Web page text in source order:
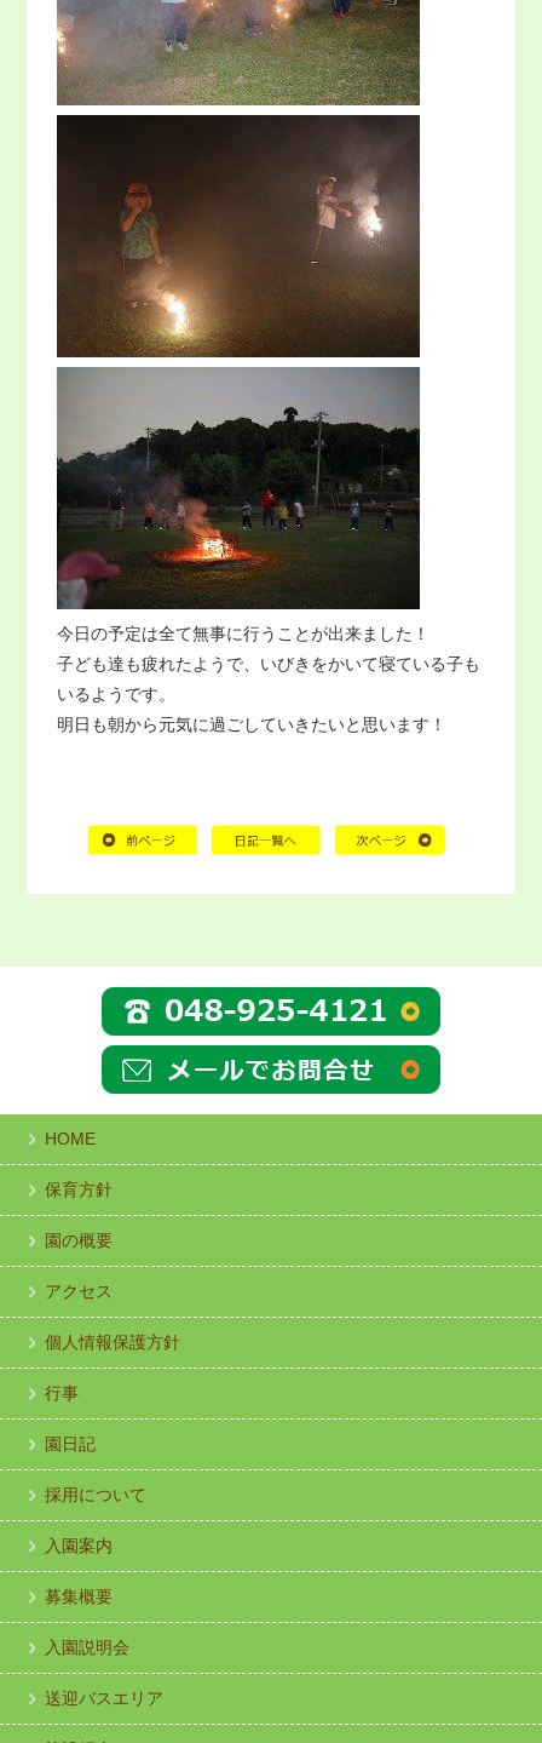
今日の予定は全て無事に行うことが出来ました！
子ども達も疲れたようで、いびきをかいて寝ている子も
いるようです。
明日も朝から元気に過ごしていきたいと思います！
HOME
保育方針
園の概要
アクセス
個人情報保護方針
行事
園日記
採用について
入園案内
募集概要
入園説明会
送迎バスエリア